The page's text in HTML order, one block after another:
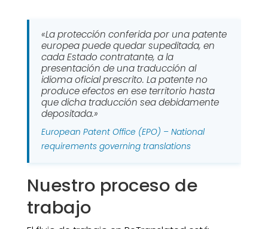
«La protección conferida por una patente
europea puede quedar supeditada, en
cada Estado contratante, a la
presentación de una traducción al
idioma oficial prescrito. La patente no
produce efectos en ese territorio hasta
que dicha traducción sea debidamente
depositada.»
European Patent Office (EPO) – National
requirements governing translations
Nuestro proceso de
trabajo